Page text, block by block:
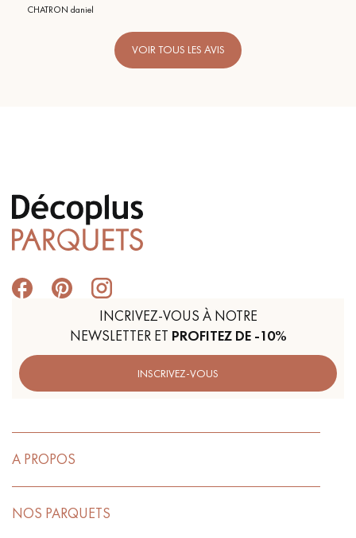
CHATRON daniel
VOIR TOUS LES AVIS
INCRIVEZ-VOUS À NOTRE
NEWSLETTER ET PROFITEZ DE -10%
INSCRIVEZ-VOUS
A PROPOS
NOS PARQUETS